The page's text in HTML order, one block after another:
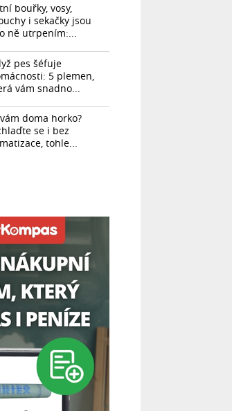
bouřky, vosy,
i sekačky jsou
ně utrpením:...
pes šéfuje
5 plemen,
vám snadno...
vám doma horko?
se i bez
tohle...